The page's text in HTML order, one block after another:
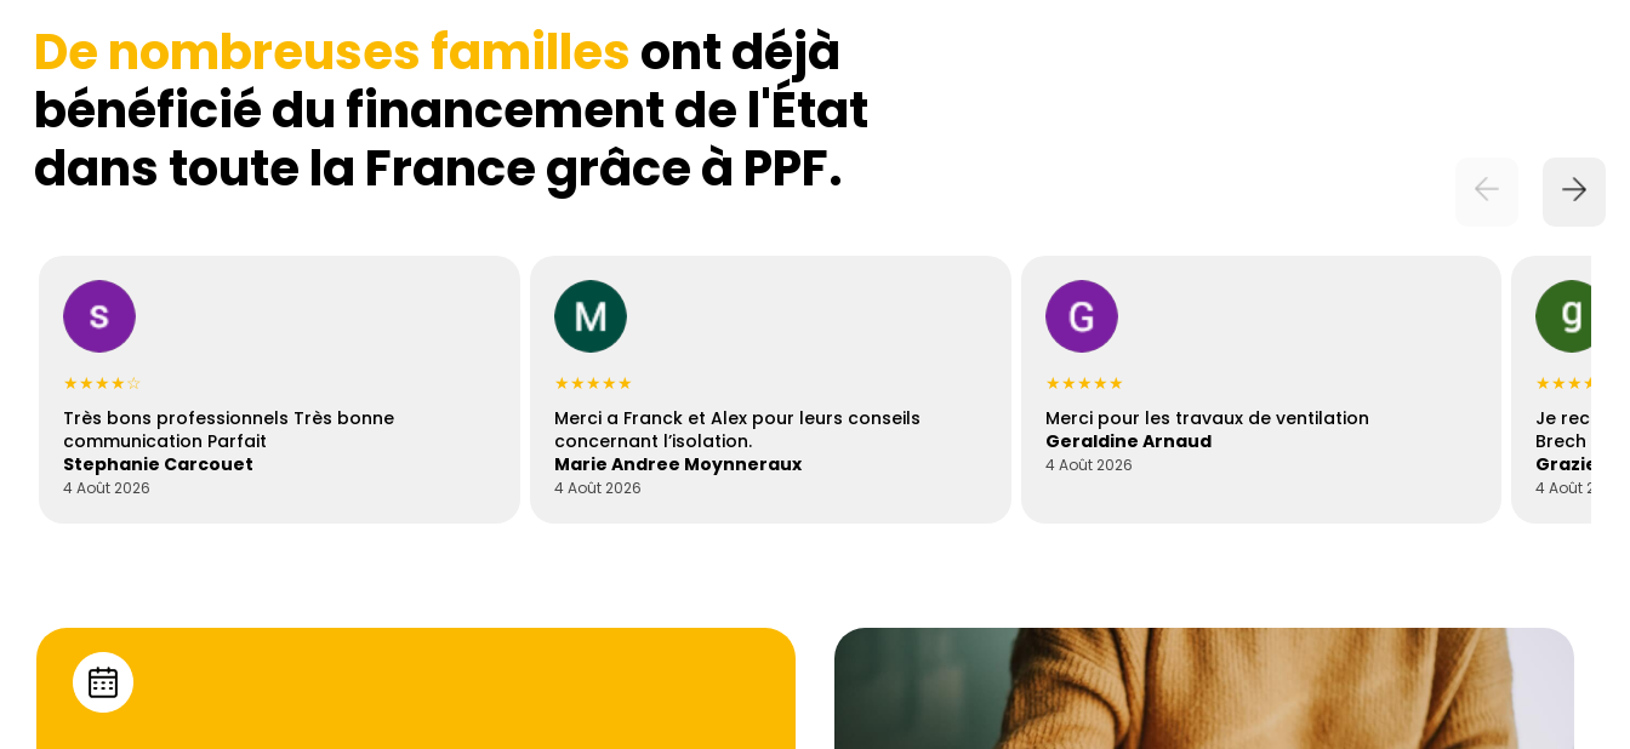
De nombreuses famillesont déjà
bénéficié du financement de l'État
dans toute la France grâce à PPF.
★★★★☆
Très bons professionnels Très bonne
communication Parfait
Stephanie Carcouet
4 Août 2026
★★★★★
Merci a Franck et Alex pour leurs conseils
concernant l’isolation.
Marie Andree Moynneraux
4 Août 2026
★★★★★
Merci pour les travaux de ventilation
Geraldine Arnaud
4 Août 2026
★★★★★
Je
Brech est
Graziella
4 Août 2026